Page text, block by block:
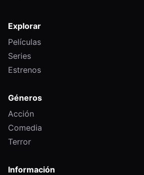
Explorar
Películas
Series
Estrenos
Géneros
Acción
Comedia
Terror
Información